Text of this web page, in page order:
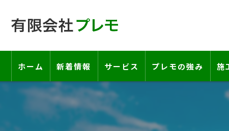
ホーム 新着情報 サービス
工事の流れ―契約書・保証書につい
お客様の声
プレモの強み 施